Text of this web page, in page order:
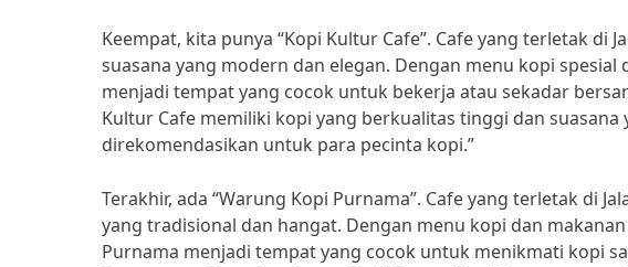
Keempat, kita punya “Kopi Kultur Cafe”. Cafe yang terletak di
suasana yang modern dan elegan. Dengan menu kopi
menjadi tempat yang cocok untuk bekerja atau sekadar
Kultur Cafe memiliki kopi yang berkualitas tinggi dan
direkomendasikan untuk para pecinta kopi.”
Terakhir, ada “Warung Kopi Purnama”. Cafe yang terletak di
yang tradisional dan hangat. Dengan menu kopi dan
Purnama menjadi tempat yang cocok untuk menikmati kopi